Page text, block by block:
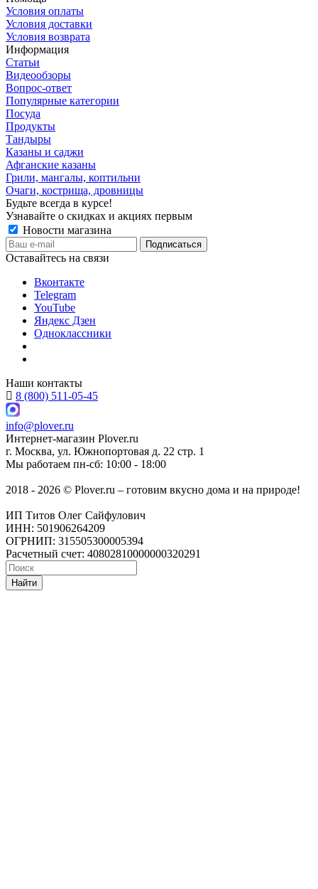
Условия оплаты
Условия доставки
Условия возврата
Информация
Статьи
Видеообзоры
Вопрос-ответ
Популярные категории
Посуда
Продукты
Тандыры
Казаны и саджи
Афганские казаны
Грили, мангалы, коптильни
Очаги, кострища, дровницы
Будьте всегда в курсе!
Узнавайте о скидках и акциях первым
Новости магазина
Оставайтесь на связи
Вконтакте
Telegram
YouTube
Яндекс Дзен
Одноклассники
Наши контакты
8 (800) 511-05-45
info@plover.ru
Интернет-магазин Plover.ru
г. Москва, ул. Южнопортовая д. 22 стр. 1
Мы работаем пн-сб: 10:00 - 18:00
2018 - 2026 © Plover.ru – готовим вкусно дома и на природе!
ИП Титов Олег Сайфулович
ИНН: 501906264209
ОГРНИП: 315505300005394
Расчетный счет: 40802810000000320291
Найти